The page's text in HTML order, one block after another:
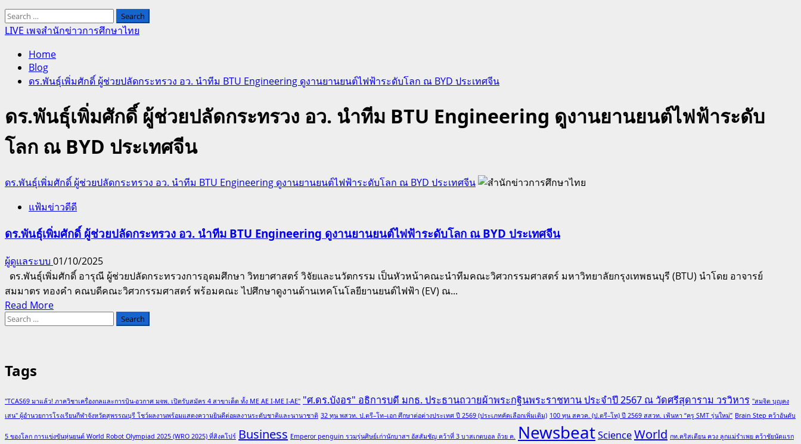
Search
for:
LIVE เพจสำนักข่าวการศึกษาไทย
Home
Blog
ดร.พันธุ์เพิ่มศักดิ์ ผู้ช่วยปลัดกระทรวง อว. นำทีม BTU Engineering ดูงานยานยนต์ไฟฟ้าระดับโลก ณ BYD ประเทศจีน
ดร.พันธุ์เพิ่มศักดิ์ ผู้ช่วยปลัดกระทรวง อว. นำทีม BTU Engineering ดูงานยานยนต์ไฟฟ้าระดับ
โลก ณ BYD ประเทศจีน
ดร.พันธุ์เพิ่มศักดิ์ ผู้ช่วยปลัดกระทรวง อว. นำทีม BTU Engineering ดูงานยานยนต์ไฟฟ้าระดับโลก ณ BYD ประเทศจีน
แฟ้มข่าวดีดี
ดร.พันธุ์เพิ่มศักดิ์ ผู้ช่วยปลัดกระทรวง อว. นำทีม BTU Engineering ดูงานยานยนต์ไฟฟ้าระดับโลก ณ BYD ประเทศจีน
ผู้ดูแลระบบ 01/10/2025
ดร.พันธุ์เพิ่มศักดิ์ อารุณี ผู้ช่วยปลัดกระทรวงการอุดมศึกษา วิทยาศาสตร์ วิจัยและนวัตกรรม เป็นหัวหน้าคณะนำทีมคณะวิศวกรรมศาสตร์ มหาวิทยาลัยกรุงเทพธนบุรี (BTU) นำโดย อาจารย์
สมมาตร ทองคำ คณบดีคณะวิศวกรรมศาสตร์ พร้อมคณะ ไปศึกษาดูงานด้านเทคโนโลยียานยนต์ไฟฟ้า (EV) ณ...
Read MoreRead
ช่วย
ปลัด
กระทรวง
Search
Tags
"TCAS69 มาแล้ว! ภาควิชาเครื่องกลและการบิน-อวกาศ มจพ. เปิดรับสมัคร 4 สาขาเด็ด ทั้ง ME AE I-ME I-AE" "ศ.ดร.บังอร" อธิการบดี มกธ. ประธานถวายผ้าพระกฐินพระราชทาน ประจำปี 2567 ณ วัดศรีสุดาราม วรวิหาร "สมจิต บุญคง
เสน" ผู้อำนวยการโรงเรียนกีฬาจังหวัดสุพรรณบุรี โชว์ผลงานพร้อมแสดงความยินดีต่อผลงานระดับชาติและนานาชาติ 32 ทุน พสวท. ป.ตรี–โท–เอก ศึกษาต่อต่างประเทศ ปี 2569 (ประเภทคัดเลือกเพิ่มเติม) 100 ทุน สควค. (ป.ตรี–โท) ปี 2569 สสวท. เฟ้นหา “ครู SMT รุ่นใหม่” Brain Step คว้าอันดับ
5 ของโลก การแข่งขันหุ่นยนต์ World Robot Olympiad 2025 (WRO 2025) ที่สิงคโปร์ Business Emperor penguin รวมรุ่นศิษย์เก่านักบาสฯ อัสสัมชัญ คว้าที่ 3 บาสเกตบอล ถ้วย ค. NewsbeatScienceWorld กท.คริสเตียน ควง ลูกแม่รำเพย คว้าชัยนัดแรก